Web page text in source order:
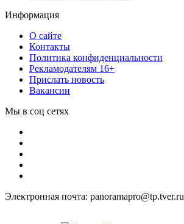
Информация
О сайте
Контакты
Политика конфиденциальности
Рекламодателям 16+
Прислать новость
Вакансии
Мы в соц сетях
Электронная почта: panoramapro@tp.tver.ru